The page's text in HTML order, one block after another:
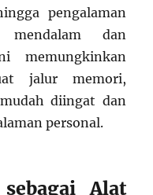
pengalaman
dan
memungkinkan
jalur memori,
diingat dan
personal.
Alat